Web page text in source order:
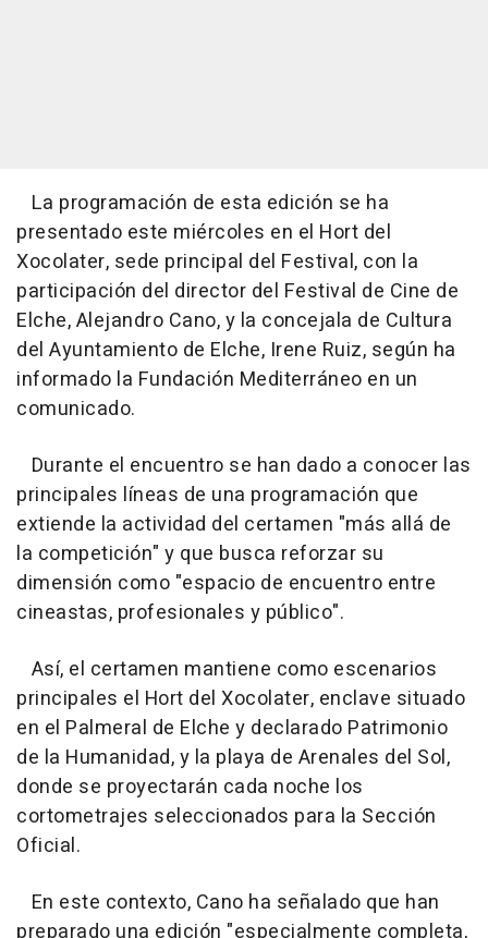
La programación de esta edición se ha
presentado este miércoles en el Hort del
Xocolater, sede principal del Festival, con la
participación del director del Festival de Cine de
Elche, Alejandro Cano, y la concejala de Cultura
del Ayuntamiento de Elche, Irene Ruiz, según ha
informado la Fundación Mediterráneo en un
comunicado.
Durante el encuentro se han dado a conocer las
principales líneas de una programación que
extiende la actividad del certamen "más allá de
la competición" y que busca reforzar su
dimensión como "espacio de encuentro entre
cineastas, profesionales y público".
Así, el certamen mantiene como escenarios
principales el Hort del Xocolater, enclave situado
en el Palmeral de Elche y declarado Patrimonio
de la Humanidad, y la playa de Arenales del Sol,
donde se proyectarán cada noche los
cortometrajes seleccionados para la Sección
Oficial.
En este contexto, Cano ha señalado que han
preparado una edición "especialmente completa,